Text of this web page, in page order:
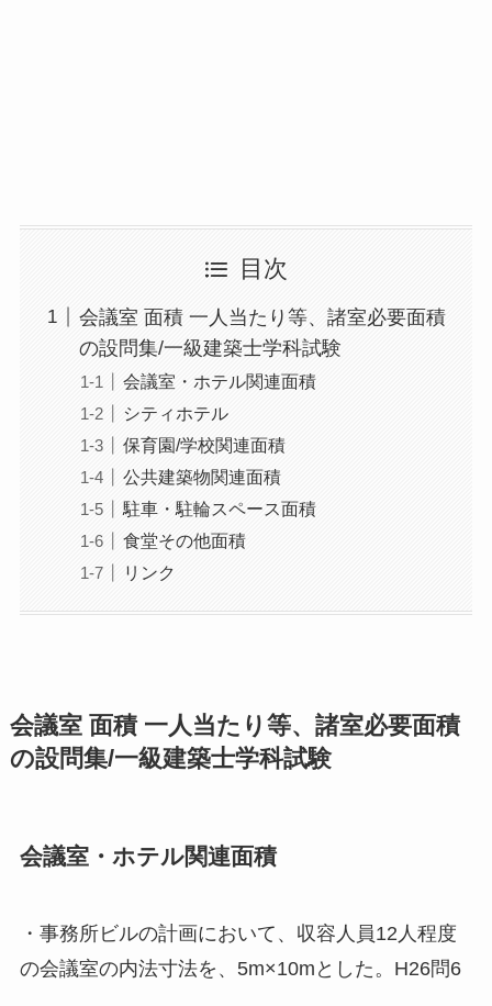
目次
会議室 面積 一人当たり等、諸室必要面積
の設問集/一級建築士学科試験
会議室・ホテル関連面積
シティホテル
保育園/学校関連面積
公共建築物関連面積
駐車・駐輪スペース面積
食堂その他面積
リンク
会議室 面積 一人当たり等、諸室必要面積
の設問集/一級建築士学科試験
会議室・ホテル関連面積
・事務所ビルの計画において、収容人員12人程度
の会議室の内法寸法を、5m×10mとした。H26問6